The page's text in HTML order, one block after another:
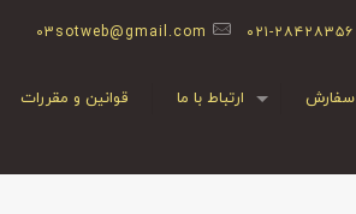
۰۲۱-۲۸۴۲۸۳۵۶ 03sotweb@gmail.com
سفارش ارتباط با ما قوانین و مقررات